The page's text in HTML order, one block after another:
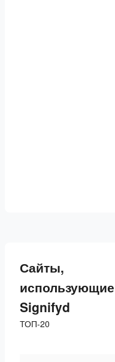
Сайты,
использующие
Signifyd
ТОП-20